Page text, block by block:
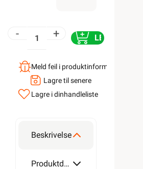
- + LEGG I ORDRE
Meld feil i produktinformasjonen?
Lagre til senere
Lagre i dinhandleliste
Beskrivelse
Produktdetaljer